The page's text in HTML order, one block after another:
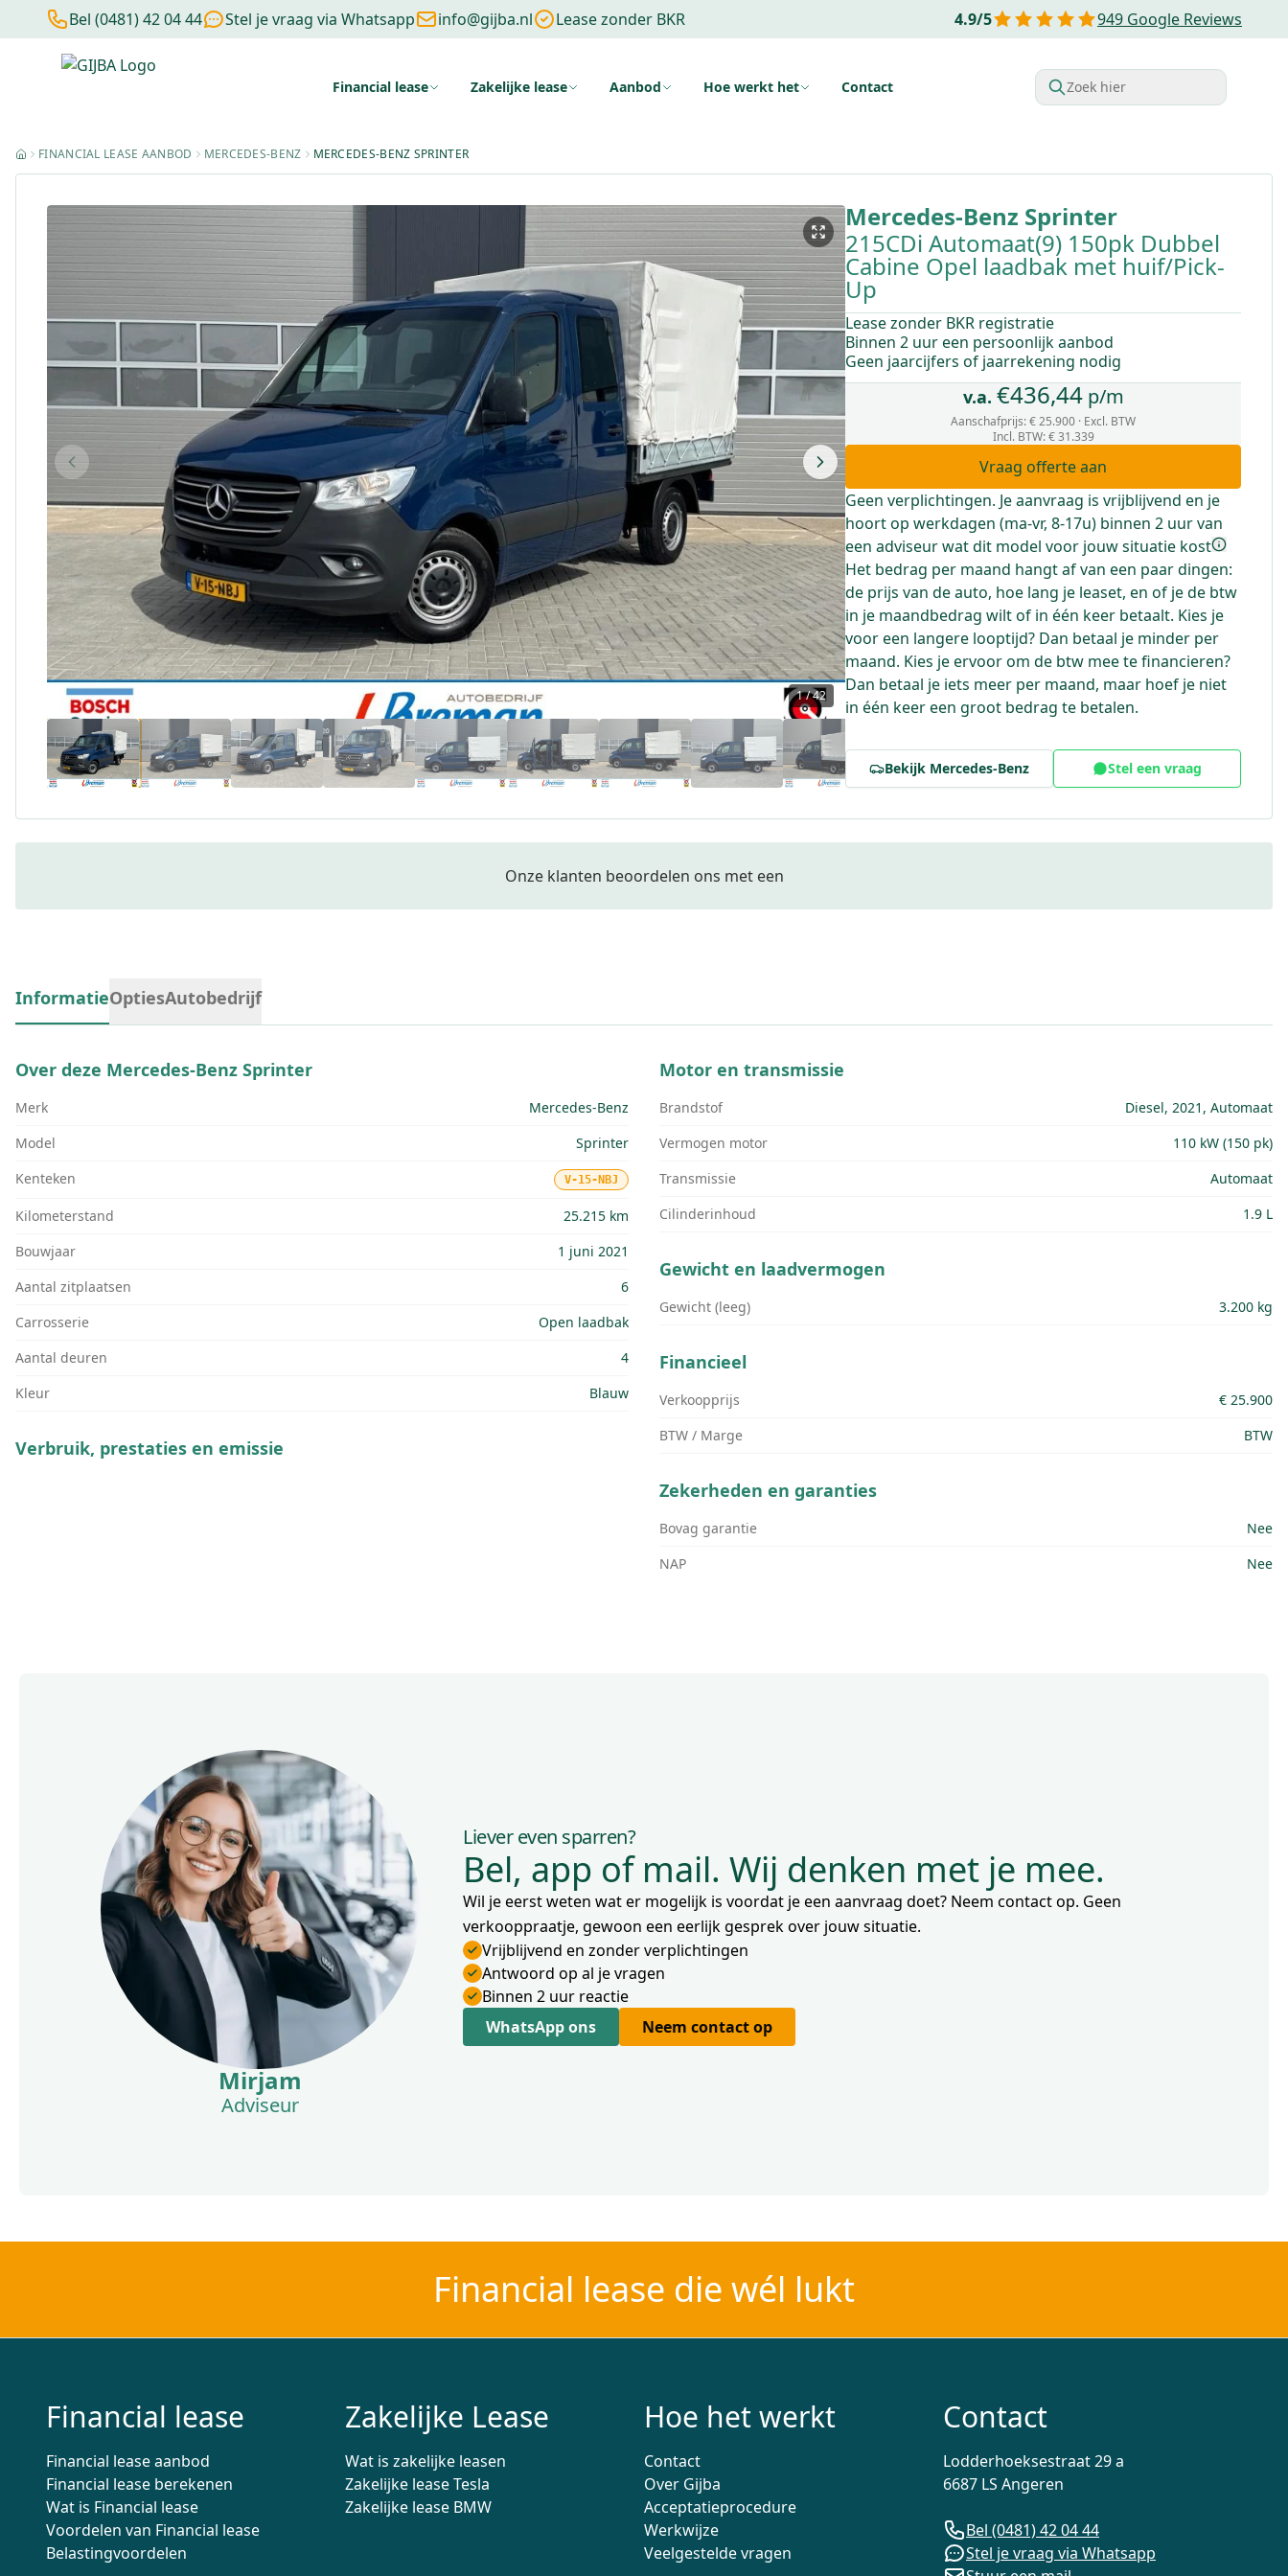
Bel (0481) 42 04 44 Stel je vraag via Whatsapp info@gijba.nl Lease zonder BKR 4.9/5 949 Google Reviews
Financial lease Zakelijke lease Aanbod Hoe werkt het Contact Zoek hier
Financial lease berekenenNegatieve BKRZonder BKR toetsingZonder cijfers
FINANCIAL LEASE AANBOD MERCEDES-BENZ MERCEDES-BENZ SPRINTER
1/42
Mercedes-Benz Sprinter
215CDi Automaat(9) 150pk Dubbel
Cabine Opel laadbak met huif/Pick-
Up
Lease zonder BKR registratie
Binnen 2 uur een persoonlijk aanbod
Geen jaarcijfers of jaarrekening nodig
v.a. €436,44 p/m
Aanschafprijs:€ 25.900 · Excl. BTW
Incl. BTW:€ 31.339
Vraag offerte aan
Geen verplichtingen. Je aanvraag is vrijblijvend en je
hoort op werkdagen (ma-vr, 8-17u) binnen 2 uur van
een adviseur wat dit model voor jouw situatie kost
Het bedrag per maand hangt af van een paar dingen:
de prijs van de auto, hoe lang je leaset, en of je de btw
in je maandbedrag wilt of in één keer betaalt. Kies je
voor een langere looptijd? Dan betaal je minder per
maand. Kies je ervoor om de btw mee te financieren?
Dan betaal je iets meer per maand, maar hoef je niet
in één keer een groot bedrag te betalen.
Bekijk Mercedes-Benz Stel een vraag
Onze klanten beoordelen ons met een
InformatieOptiesAutobedrijf
Over deze Mercedes-Benz Sprinter
Merk
Mercedes-Benz
Model
Sprinter
Kenteken
V-15-NBJ
Kilometerstand
25.215 km
Bouwjaar
1 juni 2021
Aantal zitplaatsen
6
Carrosserie
Open laadbak
Aantal deuren
4
Kleur
Blauw
Verbruik, prestaties en emissie
Motor en transmissie
Brandstof
Diesel, 2021, Automaat
Vermogen motor
110 kW (150 pk)
Transmissie
Automaat
Cilinderinhoud
1.9 L
Gewicht en laadvermogen
Gewicht (leeg) 3.200 kg
Financieel
Verkoopprijs
€ 25.900
BTW / Marge
BTW
Zekerheden en garanties
Bovag garantie
Nee
NAP
Nee
Mirjam
Adviseur
Liever even sparren?
Bel, app of mail. Wij denken met je mee.
Wil je eerst weten wat er mogelijk is voordat je een aanvraag doet? Neem contact op. Geen
verkooppraatje, gewoon een eerlijk gesprek over jouw situatie.
Vrijblijvend en zonder verplichtingen
Antwoord op al je vragen
Binnen 2 uur reactie
WhatsApp ons
Neem contact op
Financial lease die wél lukt
Financial lease
Financial lease aanbod
Financial lease berekenen
Wat is Financial lease
Voordelen van Financial lease
Belastingvoordelen
Zakelijke Lease
Wat is zakelijke leasen
Zakelijke lease Tesla
Zakelijke lease BMW
Hoe het werkt
Contact
Over Gijba
Acceptatieprocedure
Werkwijze
Veelgestelde vragen
Contact
Lodderhoeksestraat 29 a
6687 LS Angeren
Bel (0481) 42 04 44
Stel je vraag via Whatsapp